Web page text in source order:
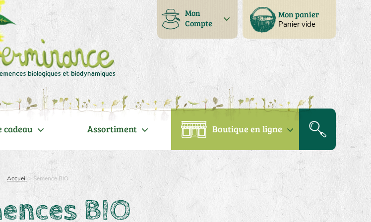
Mon panier
Panier vide
Mon
Compte
cadeau Assortiment Boutique en ligne
Accueil > Semence BIO
BIO